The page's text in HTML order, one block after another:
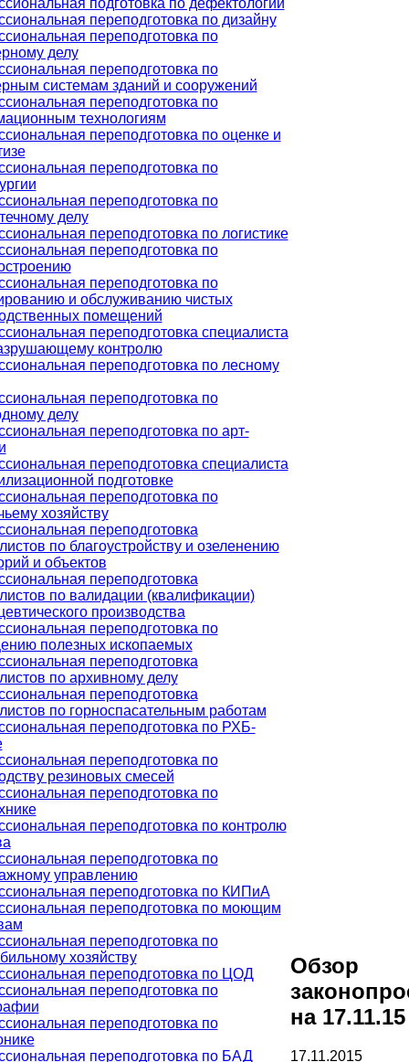
переподготовка по дизайну
переподготовка по
делу
переподготовка по
системам зданий и сооружений
переподготовка по
технологиям
переподготовка по оценке и
переподготовка по
переподготовка по
делу
переподготовка по логистике
переподготовка по
переподготовка по
и обслуживанию чистых
помещений
переподготовка специалиста
контролю
переподготовка по лесному
переподготовка по
делу
переподготовка по арт-
переподготовка специалиста
подготовке
переподготовка по
хозяйству
переподготовка
по благоустройству и озеленению
и объектов
переподготовка
по валидации (квалификации)
производства
переподготовка по
полезных ископаемых
переподготовка
по архивному делу
переподготовка
по горноспасательным работам
переподготовка по РХБ-
переподготовка по
резиновых смесей
переподготовка по
переподготовка по контролю
переподготовка по
управлению
переподготовка по КИПиА
переподготовка по моющим
переподготовка по
хозяйству
переподготовка по ЦОД
переподготовка по
переподготовка по
переподготовка по БАД
Обзор
на 17.11.15
17.11.2015